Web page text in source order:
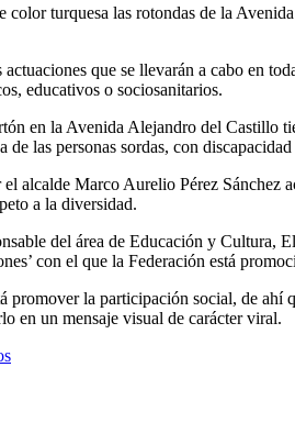
turquesa las rotondas de la
que se llevarán a cabo en
educativos o sociosanitarios.
en la Avenida Alejandro del Castillo
las personas sordas, con
alcalde Marco Aurelio Pérez Sánchez
a la diversidad.
del área de Educación y Cultura,
con el que la Federación está
la participación social, de
en un mensaje visual de carácter viral.